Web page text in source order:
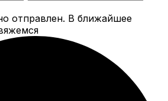
отправлен. В ближайшее